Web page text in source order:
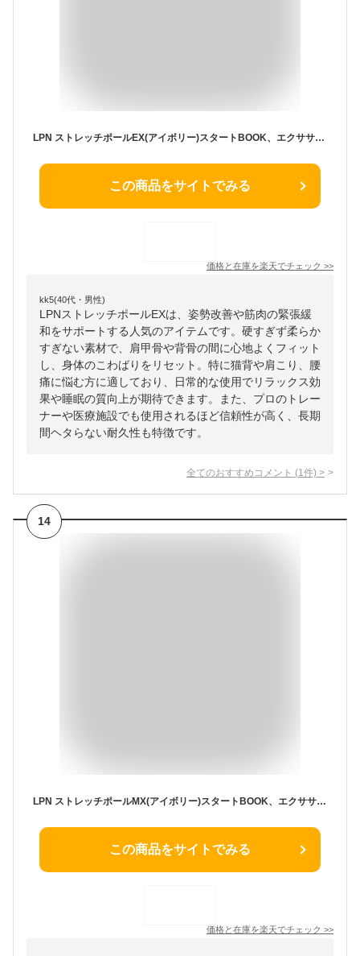
LPN ストレッチポールEX(アイボリー)スタートBOOK、エクササイズDVD付き 1年保証
この商品をサイトでみる
価格と在庫を楽天でチェック >>
kk5(40代・男性)
LPNストレッチポールEXは、姿勢改善や筋肉の緊張緩
和をサポートする人気のアイテムです。硬すぎず柔らか
すぎない素材で、肩甲骨や背骨の間に心地よくフィット
し、身体のこわばりをリセット。特に猫背や肩こり、腰
痛に悩む方に適しており、日常的な使用でリラックス効
果や睡眠の質向上が期待できます。また、プロのトレー
ナーや医療施設でも使用されるほど信頼性が高く、長期
間ヘタらない耐久性も特徴です。
全てのおすすめコメント (1 件) >
14
LPN ストレッチポールMX(アイボリー)スタートBOOK、エクササイズDVD付き 1年保証
この商品をサイトでみる
価格と在庫を楽天でチェック >>